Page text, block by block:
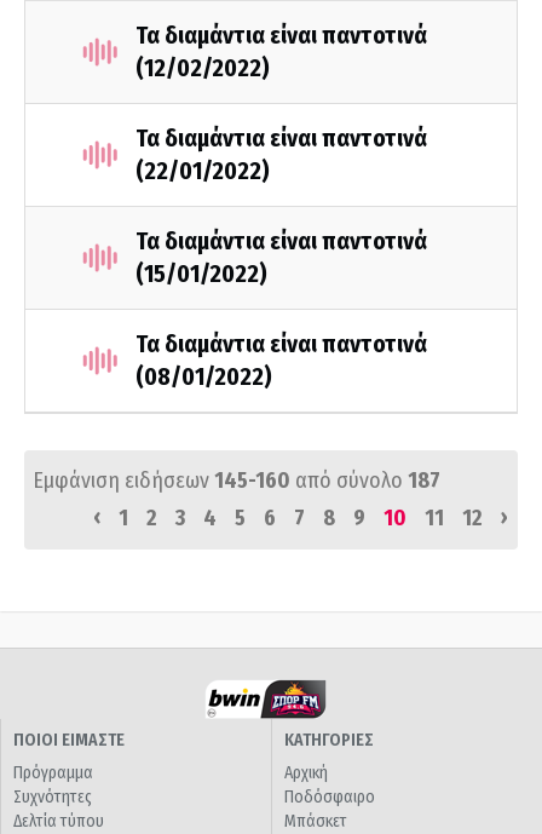
Τα διαμάντια είναι παντοτινά
(12/02/2022)
Τα διαμάντια είναι παντοτινά
(22/01/2022)
Τα διαμάντια είναι παντοτινά
(15/01/2022)
Τα διαμάντια είναι παντοτινά
(08/01/2022)
Εμφάνιση ειδήσεων145-160 από σύνολο 187
‹
1 2 3 4 5 6 7 8 9 10 11 12 ›
ΠΟΙΟΙ ΕΙΜΑΣΤΕ
Πρόγραμμα
Συχνότητες
Δελτία τύπου
ΚΑΤΗΓΟΡΙΕΣ
Αρχική
Ποδόσφαιρο
Μπάσκετ